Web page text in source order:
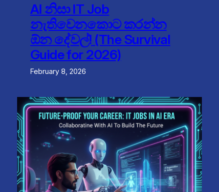
AI නිසා IT Job
නැතිවෙනකොට කරන්න
ඕන දේවල්! (The Survival
Guide for 2026)
February 8, 2026